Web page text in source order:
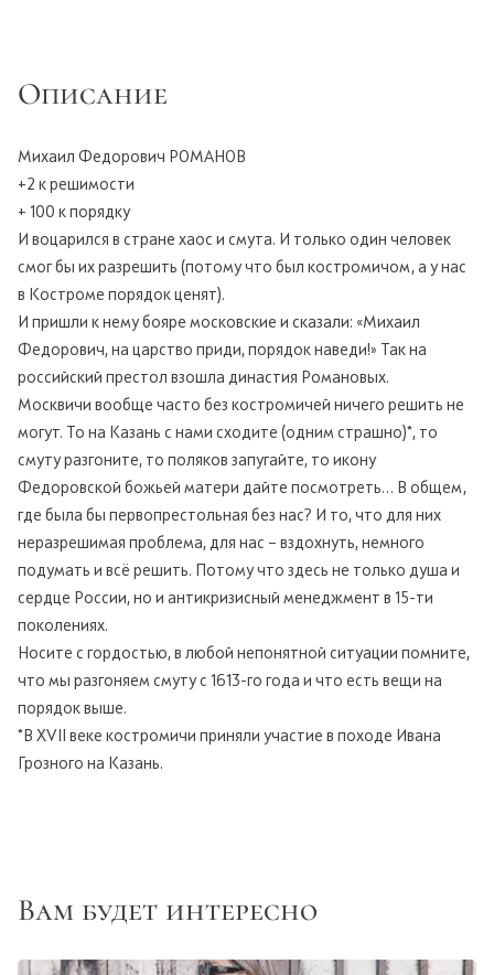
Описание
Михаил Федорович РОМАНОВ
+2 к решимости
+ 100 к порядку
И воцарился в стране хаос и смута. И только один человек
смог бы их разрешить (потому что был костромичом, а у нас
в Костроме порядок ценят).
И пришли к нему бояре московские и сказали: «Михаил
Федорович, на царство приди, порядок наведи!» Так на
российский престол взошла династия Романовых.
Москвичи вообще часто без костромичей ничего решить не
могут. То на Казань с нами сходите (одним страшно)*, то
смуту разгоните, то поляков запугайте, то икону
Федоровской божьей матери дайте посмотреть… В общем,
где была бы первопрестольная без нас? И то, что для них
неразрешимая проблема, для нас – вздохнуть, немного
подумать и всё решить. Потому что здесь не только душа и
сердце России, но и антикризисный менеджмент в 15-ти
поколениях.
Носите с гордостью, в любой непонятной ситуации помните,
что мы разгоняем смуту с 1613-го года и что есть вещи на
порядок выше.
*В XVII веке костромичи приняли участие в походе Ивана
Грозного на Казань.
Вам будет интересно